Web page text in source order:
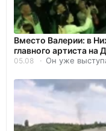
Вместо Валерии: в
главного артиста на
05.08 Он уже